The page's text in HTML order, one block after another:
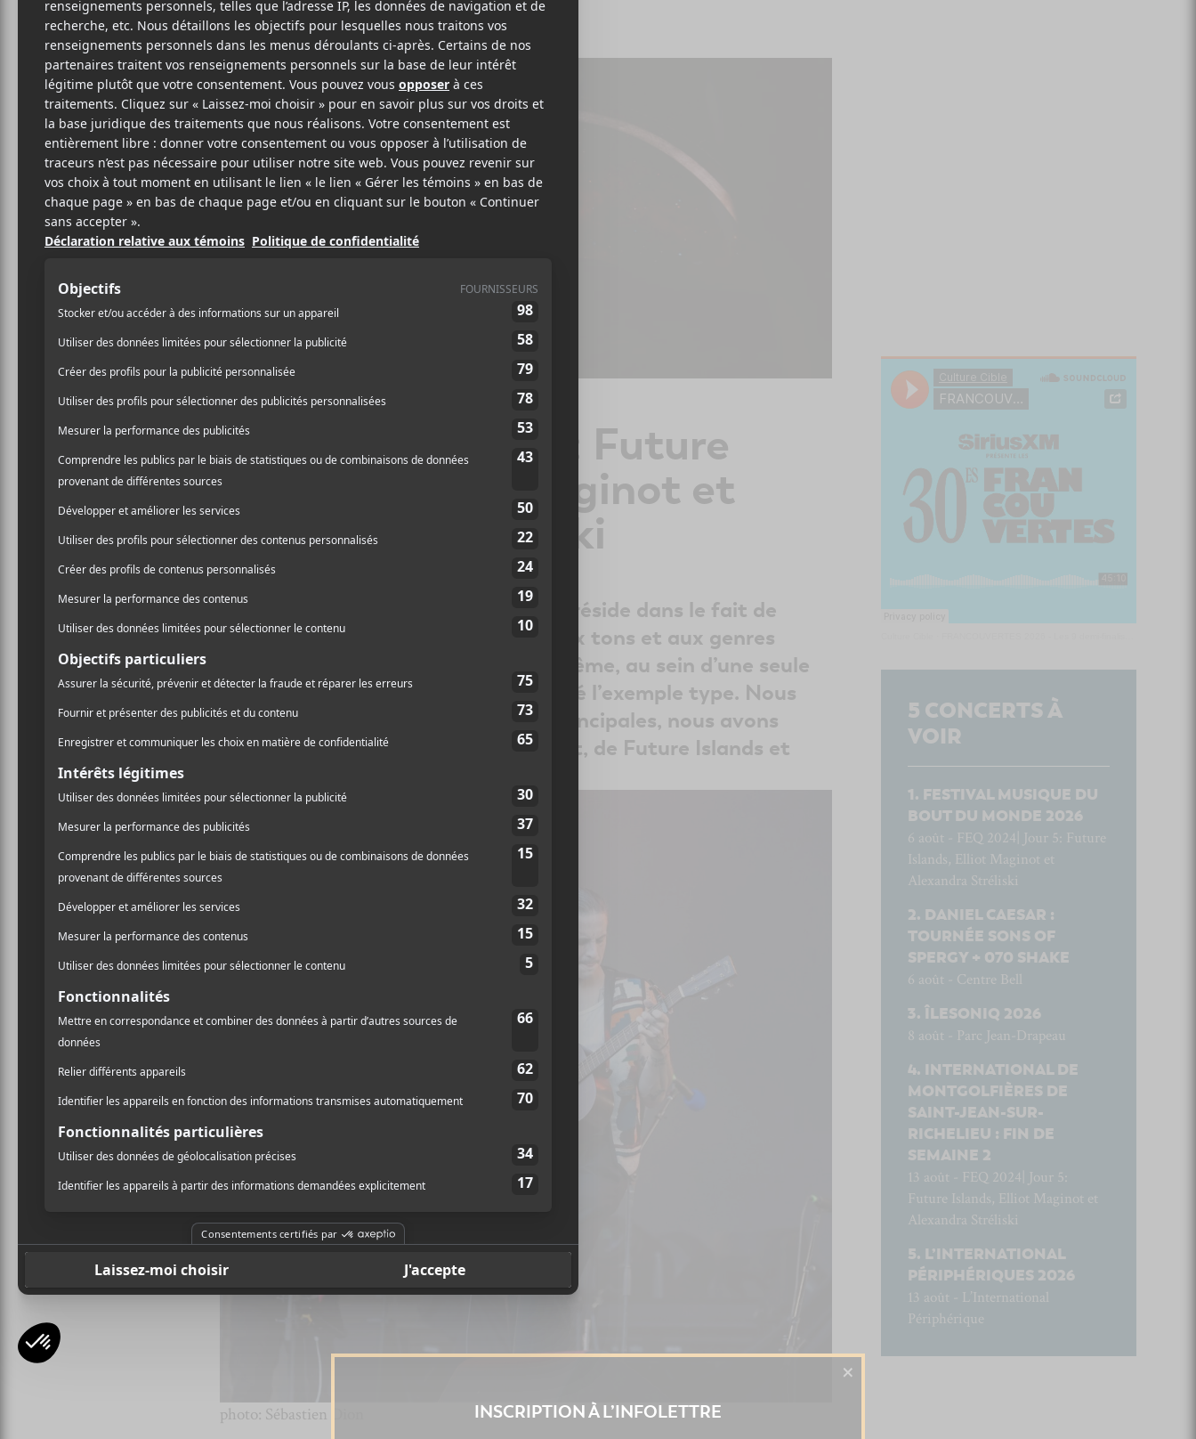
9 JUILLET 2024
PARRAPHAËL BOIVIN
PARTAGER
F
A
C
E
B
O
K
T
W
I
T
T
E
P
A
R
T
A
G
FEQ 2024| Jour 5: Future
Islands, Elliot Maginot et
Alexandra Stréliski
La beauté des festivals de musique réside dans le fait de
pouvoir enchaîner des spectacles aux tons et aux genres
complètement différents, parfois même, au sein d’une seule
soirée. La 5e journée du FEQ en a été l’exemple type. Nous
promenant entre les deux scènes principales, nous avons
assisté au spectacle d’Elliot Maginot, de Future Islands et
photo: Sébastien Dion
5 CONCERTS À
VOIR
FESTIVAL MUSIQUE DU
BOUT DU MONDE 2026
6 août - FEQ 2024| Jour 5: Future
Islands, Elliot Maginot et
Alexandra Stréliski
DANIEL CAESAR :
TOURNÉE SONS OF
SPERGY + 070 SHAKE
6 août - Centre Bell
ÎLESONIQ 2026
8 août - Parc Jean-Drapeau
INTERNATIONAL DE
MONTGOLFIÈRES DE
SAINT-JEAN-SUR-
RICHELIEU : FIN DE
SEMAINE 2
13 août - FEQ 2024| Jour 5:
Future Islands, Elliot Maginot et
Alexandra Stréliski
L’INTERNATIONAL
PÉRIPHÉRIQUES 2026
13 août - L’International
Périphérique
INSCRIPTION À L’INFOLETTRE
×